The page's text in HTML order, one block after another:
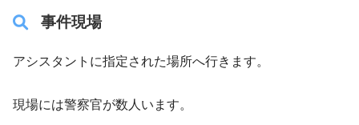
事件現場
アシスタントに指定された場所へ行きます。
現場には警察官が数人います。